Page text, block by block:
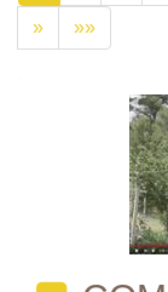
» »»